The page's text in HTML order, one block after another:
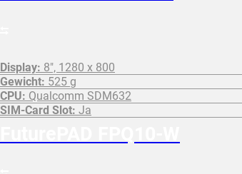
Display: 8", 1280 x 800
Gewicht: 525 g
CPU: Qualcomm SDM632
SIM-Card Slot: Ja